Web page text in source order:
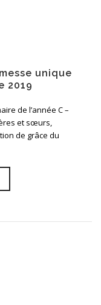
unique
2019
de l’année C –
et sœurs,
de grâce du